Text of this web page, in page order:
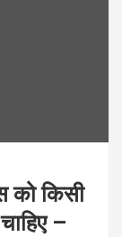
को किसी
–